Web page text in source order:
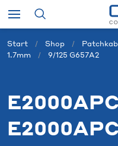
Start Shop
1.7mm
9/125 G657A2